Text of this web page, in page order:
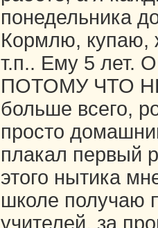
понедельника
Кормлю, купаю,
т.п.. Ему 5 лет.
ПОТОМУ ЧТО
больше всего,
просто
плакал первый
этого нытика
школе получаю
учителей, за